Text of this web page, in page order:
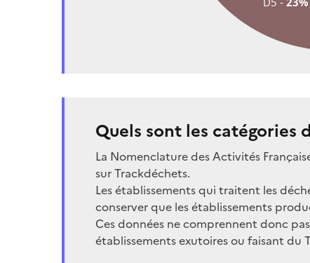
Quels sont les catégories
La Nomenclature des Activités
sur Trackdéchets.
Les établissements qui traitent les
conserver que les établissements
Ces données ne comprennent donc
établissements exutoires ou faisant du